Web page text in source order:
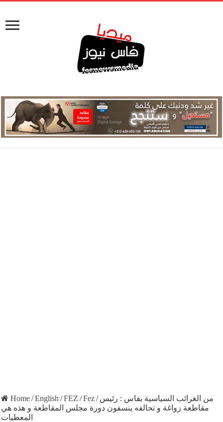
Home/English /FEZ /Fez/ من الغرائب السياسية بفاس : رئيس
مقاطعة زواغة و تحالفه ينسفون دورة مجلس المقاطعة و هذه هي
المعطيات